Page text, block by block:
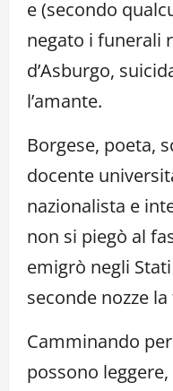
e (secondo
negato i funerali
d’Asburgo,
l’amante.
Borgese, poeta,
docente
nazionalista e
non si piegò al
emigrò negli
seconde nozze
Camminando
possono